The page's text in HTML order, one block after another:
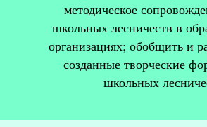
методическое
школьных лесничеств в
организациях; обобщить и
созданные творческие
школьных